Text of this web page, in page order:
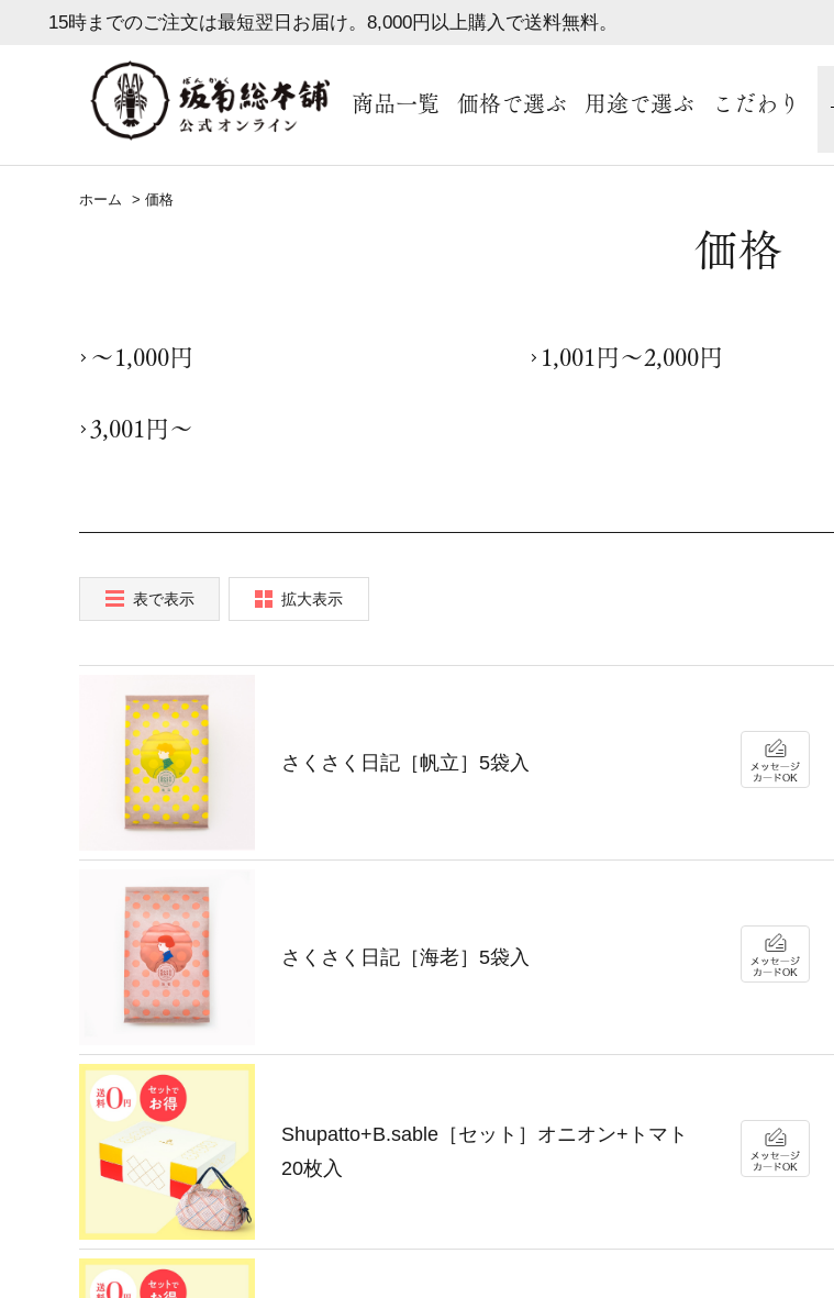
15時までのご注文は最短翌日お届け。8,000円以上購入で送料無料。
商品一覧 価格で選ぶ 用途で選ぶ こだわり
ホーム > 価格
価格
～1,000円 1,001円～2,000円
3,001円～
表で表示 拡大表示
さくさく日記［帆立］5袋入
さくさく日記［海老］5袋入
Shupatto+B.sable［セット］オニオン+トマト
20枚入